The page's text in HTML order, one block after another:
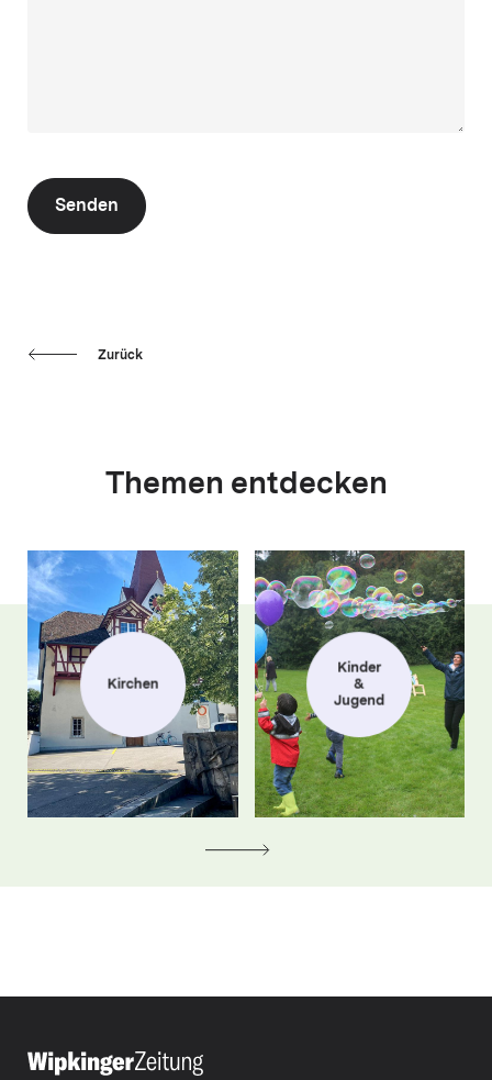
Senden
Zurück
Themen entdecken
Kirchen
Kinder
&
Jugend